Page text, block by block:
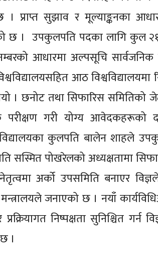
प्राप्त सुझाव र मूल्याङ्कनका
छ । उपकुलपति पदका लागि कुल
आधारमा अल्पसूचि
आठ
। छनोट तथा सिफारिस
परीक्षण गरी योग्य आवेदकहरूको
कुलपति बालेन शाहले
सस्मित पोखरेलको अध्यक्षतामा
अर्को उपसमिति बनाएर
जनाएको छ । नयाँ
प्रक्रियागत निष्पक्षता सुनिश्चित गर्न
।